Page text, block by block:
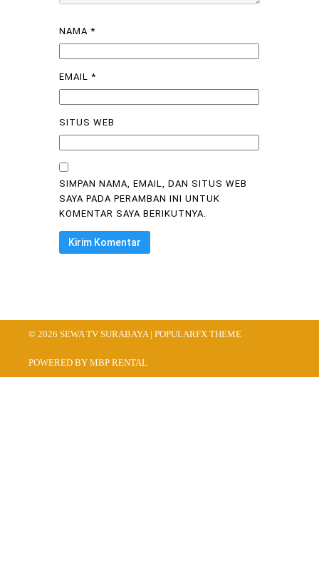
NAMA *
EMAIL *
SITUS WEB
SIMPAN NAMA, EMAIL, DAN SITUS WEB
SAYA PADA PERAMBAN INI UNTUK
KOMENTAR SAYA BERIKUTNYA.
© 2026 SEWA TV SURABAYA | POPULARFX THEME
POWERED BY MBP RENTAL